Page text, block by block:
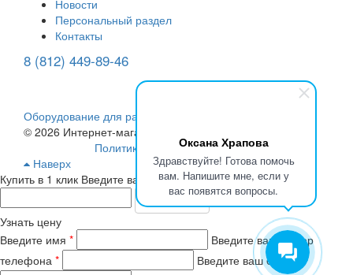
Оксана Храпова
Здравствуйте! Готова помочь
вам. Напишите мне, если у
вас появятся вопросы.
Новости
Персональный раздел
Контакты
8 (812) 449-89-46
Оборудование для радиоизмерений
© 2026 Интернет-магазин Роде и Шварц.
Политика конфиденциальности
Наверх
Купить в 1 клик Введите ваш номер телефона
Отправить
Узнать цену
Введите имя *
Введите ваш номер
телефона * Введите ваш e-mail